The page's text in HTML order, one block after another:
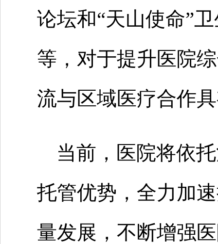
论坛和“天山使命”
等，对于提升医院
流与区域医疗合作
当前，医院将依
托管优势，全力加
量发展，不断增强